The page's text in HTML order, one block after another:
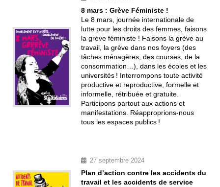
8 mars : Grève Féministe !
Le 8 mars, journée internationale de
lutte pour les droits des femmes, faisons
la grève féministe ! Faisons la grève au
travail, la grève dans nos foyers (des
tâches ménagères, des courses, de la
consommation…), dans les écoles et les
universités ! Interrompons toute activité
productive et reproductive, formelle et
informelle, rétribuée et gratuite.
Participons partout aux actions et
manifestations. Réapproprions-nous
tous les espaces publics !
27 septembre 2024
Plan d’action contre les accidents du
travail et les accidents de service